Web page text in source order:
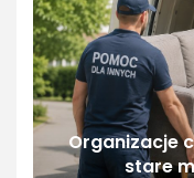
Organizacje
stare